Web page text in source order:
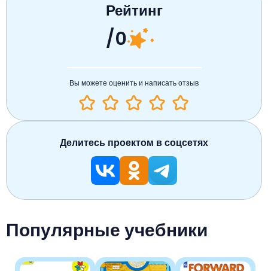
Популярные учебники
Рейтинг
/0
Вы можете оценить и написать отзыв
Делитесь проектом в соцсетях